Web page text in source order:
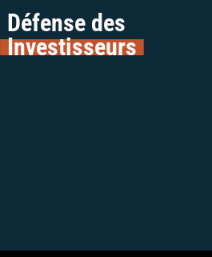
Défense des
Investisseurs